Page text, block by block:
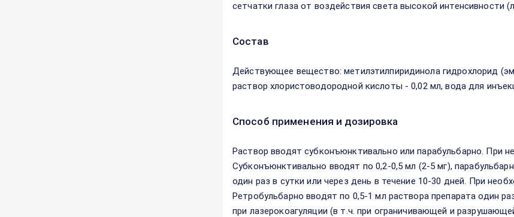
сетчатки глаза от воздействия света высокой интенсивности
Состав
Действующее вещество: метилэтилпиридинола гидрохлорид
раствор хлористоводородной кислоты - 0,02 мл, вода для
Способ применения и дозировка
Раствор вводят субконъюнктивально или парабульбарно. При
Субконъюнктивально вводят по 0,2-0,5 мл (2-5 мг),
один раз в сутки или через день в течение 10-30 дней. При
Ретробульбарно вводят по 0,5-1 мл раствора препарата один
при лазерокоагуляции (в т.ч. при ограничивающей и